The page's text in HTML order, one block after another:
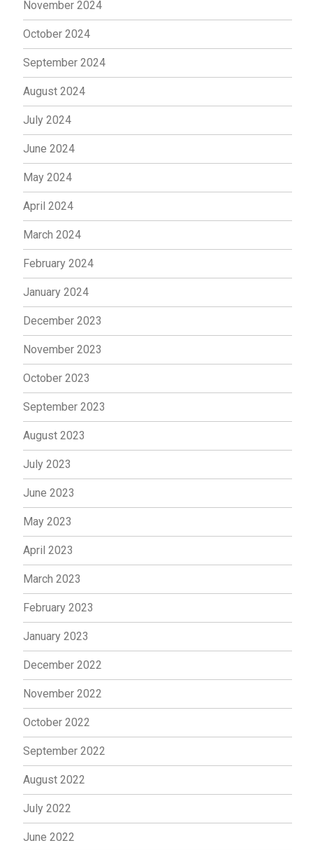
November 2024
October 2024
September 2024
August 2024
July 2024
June 2024
May 2024
April 2024
March 2024
February 2024
January 2024
December 2023
November 2023
October 2023
September 2023
August 2023
July 2023
June 2023
May 2023
April 2023
March 2023
February 2023
January 2023
December 2022
November 2022
October 2022
September 2022
August 2022
July 2022
June 2022